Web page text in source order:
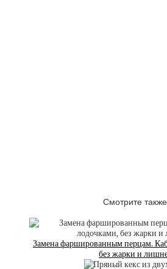
Смотрите
Замена фаршированным перцам.
без жарки и